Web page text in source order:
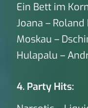
Ein Bett im
Joana – Roland
Moskau –
Hulapalu –
4. Party Hits: